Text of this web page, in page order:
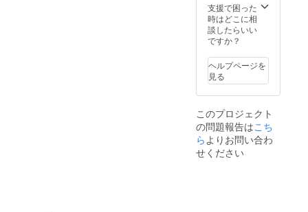
支援で困った
時はどこに相
談したらいい
ですか？
ヘルプページを
見る
このプロジェクト
の問題報告はこち
ら よりお問い合わ
せください